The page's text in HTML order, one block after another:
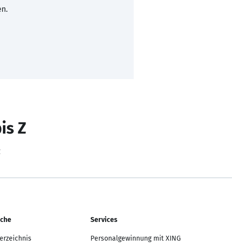
Z
Services
Personalgewinnung mit XING